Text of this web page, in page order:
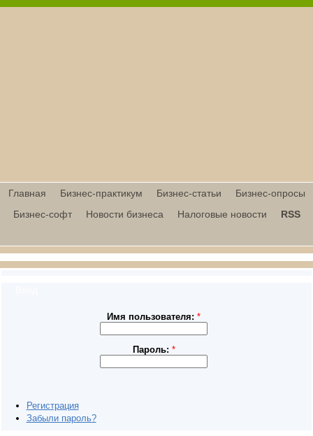
Главная Бизнес-практикум Бизнес-статьи
Бизнес-опросы
Бизнес-софт
Новости бизнеса Налоговые новости RSS
Имя пользователя:*
Пароль: *
Регистрация
Забыли пароль?